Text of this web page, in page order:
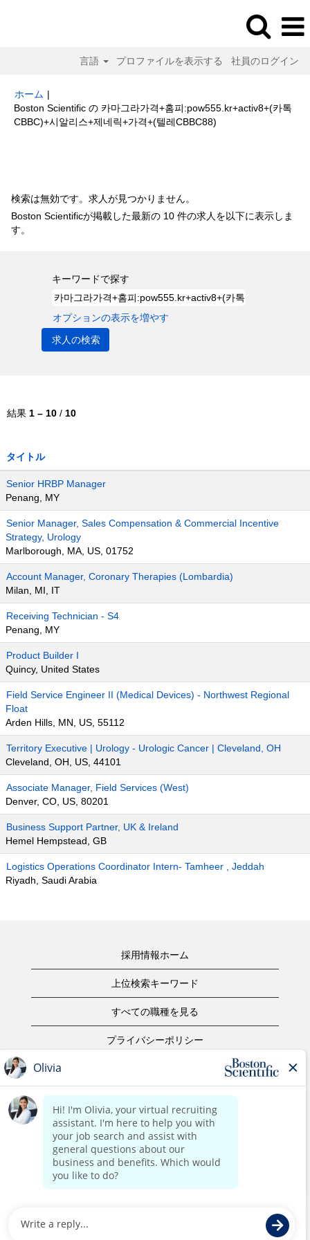
言語 プロファイルを表示する 社員のログイン
ホーム |
Boston Scientific の 카­마­그라­가­격+홈­피:pow555.kr+a­c­ti­v­8+(카­톡
CBBC)+시­알­리스+제네릭+­가­격+(텔­레CBBC88)
検索は無効です。求人が見つかりません。
Boston Scientificが掲載した最新の 10 件の求人を以下に表示しま
す。
キーワードで探す
オプションの表示を増やす
結果 1 – 10 / 10
タイトル
Senior HRBP Manager
Penang, MY
Senior Manager, Sales Compensation & Commercial Incentive
Strategy, Urology
Marlborough, MA, US, 01752
Account Manager, Coronary Therapies (Lombardia)
Milan, MI, IT
Receiving Technician - S4
Penang, MY
Product Builder I
Quincy, United States
Field Service Engineer II (Medical Devices) - Northwest Regional
Float
Arden Hills, MN, US, 55112
Territory Executive | Urology - Urologic Cancer | Cleveland, OH
Cleveland, OH, US, 44101
Associate Manager, Field Services (West)
Denver, CO, US, 80201
Business Support Partner, UK & Ireland
Hemel Hempstead, GB
Logistics Operations Coordinator Intern- Tamheer , Jeddah
Riyadh, Saudi Arabia
採用情報ホーム
上位検索キーワード
すべての職種を見る
プライバシーポリシー
著作権表示
お問合せ
ボストン・サイエンティフィックウェブサイトホーム